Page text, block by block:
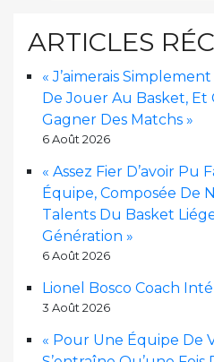
ARTICLES
« J’aimerais
De Jouer Au Basket,
Gagner Des Matchs »
6 Août 2026
« Assez Fier D’avoir Pu
Équipe, Composée De
Talents Du Basket
Génération »
6 Août 2026
Lionel Bosco Coach
3 Août 2026
« Pour Une Équipe De